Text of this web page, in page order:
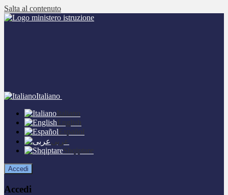
Salta al contenuto
Italiano
Italiano
English
Español
عربى
Shqiptare
Accedi
Accedi